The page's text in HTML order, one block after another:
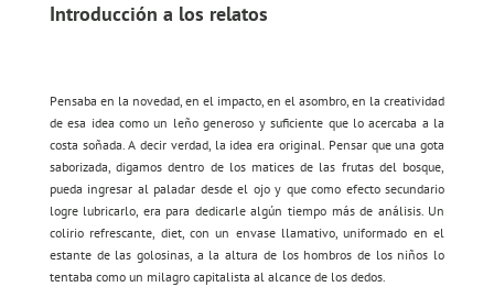
Introducción a los relatos
Pensaba en la novedad, en el impacto, en el asombro, en la creatividad
de esa idea como un leño generoso y suficiente que lo acercaba a la
costa soñada. A decir verdad, la idea era original. Pensar que una gota
saborizada, digamos dentro de los matices de las frutas del bosque,
pueda ingresar al paladar desde el ojo y que como efecto secundario
logre lubricarlo, era para dedicarle algún tiempo más de análisis. Un
colirio refrescante, diet, con un envase llamativo, uniformado en el
estante de las golosinas, a la altura de los hombros de los niños lo
tentaba como un milagro capitalista al alcance de los dedos.